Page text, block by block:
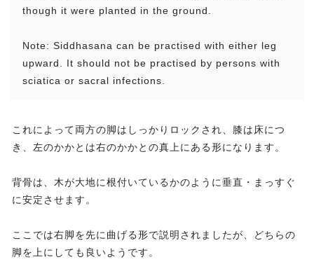
though it were planted in the ground.
Note: Siddhasana can be practised with either leg
upward. It should not be practised by persons with
sciatica or sacral infections.
これによって両方の脚はしっかりロックされ、膝は床につ
き、左のかかとは右のかかとの真上にある形になります。
背骨は、木が大地に根付いているかのように垂直・まっすぐ
に安定させます。
ここでは右脚を先に曲げる形で説明されましたが、どちらの
脚を上にしても良いようです。